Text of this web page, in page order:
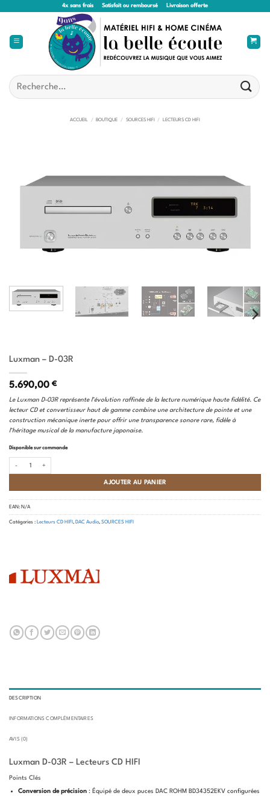
4x sans frais Satisfait ou remboursé Livraison offerte
Recherche
pour :
ACCUEIL / BOUTIQUE / SOURCES HIFI / LECTEURS CD HIFI
Luxman – D-03R
5.690,00 €
Le Luxman D-03R représente l’évolution raffinée de la lecture numérique haute fidélité. Ce
lecteur CD et convertisseur haut de gamme combine une architecture de pointe et une
construction mécanique inerte pour offrir une transparence sonore rare, fidèle à
l’héritage musical de la manufacture japonaise.
Disponible sur commande
AJOUTER AU PANIER
EAN: N/A
Catégories : Lecteurs CD HIFI , DAC Audio, SOURCES HIFI
DESCRIPTION
INFORMATIONS COMPLÉMENTAIRES
AVIS (0)
Luxman D-03R – Lecteurs CD HIFI
Points Clés
Conversion de précision: Équipé de deux puces DAC ROHM BD34352EKV configurées